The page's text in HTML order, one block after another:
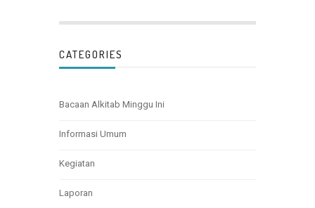
CATEGORIES
Bacaan Alkitab Minggu Ini
Informasi Umum
Kegiatan
Laporan